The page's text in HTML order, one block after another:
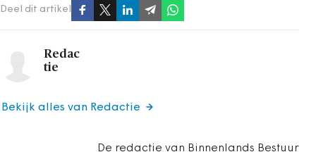
Deel dit artikel
Redac
tie
De redactie van Binnenlands Bestuur
Bekijk alles van Redactie